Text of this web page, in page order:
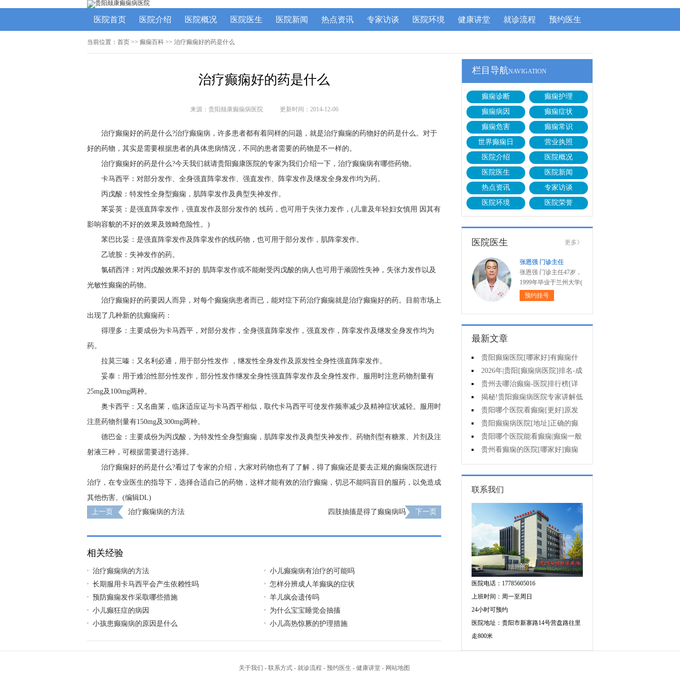
医院首页 医院介绍 医院概况 医院医生 医院新闻 热点资讯 专家访谈 医院环境 健康讲堂 就诊流程 预约医生
当前位置： 首页 >> 癫痫百科 >> 治疗癫痫好的药是什么
治疗癫痫好的药是什么
来源：贵阳颠康癫痫病医院 更新时间：2014-12-06
治疗癫痫好的药是什么?治疗癫痫病，许多患者都有着同样的问题，就是治疗癫痫的药物好的药是什么。对于
好的药物，其实是需要根据患者的具体患病情况，不同的患者需要的药物是不一样的。
治疗癫痫好的药是什么?今天我们就请贵阳癫康医院的专家为我们介绍一下，治疗癫痫病有哪些药物。
卡马西平：对部分发作、全身强直阵挛发作、强直发作、阵挛发作及继发全身发作均为药。
丙戊酸：特发性全身型癫痫，肌阵挛发作及典型失神发作。
苯妥英：是强直阵挛发作，强直发作及部分发作的 线药，也可用于失张力发作，(儿童及年轻妇女慎用 因其有
影响容貌的不好的效果及致畸危险性。)
苯巴比妥：是强直阵挛发作及阵挛发作的线药物，也可用于部分发作，肌阵挛发作。
乙琥胺：失神发作的药。
氯硝西泮：对丙戊酸效果不好的 肌阵挛发作或不能耐受丙戊酸的病人也可用于顽固性失神，失张力发作以及
光敏性癫痫的药物。
治疗癫痫好的药要因人而异，对每个癫痫病患者而已，能对症下药治疗癫痫就是治疗癫痫好的药。目前市场上
出现了几种新的抗癫痫药：
得理多：主要成份为卡马西平，对部分发作，全身强直阵挛发作，强直发作，阵挛发作及继发全身发作均为
药。
拉莫三嗪：又名利必通，用于部分性发作 ，继发性全身发作及原发性全身性强直阵挛发作。
妥泰：用于难治性部分性发作，部分性发作继发全身性强直阵挛发作及全身性发作。服用时注意药物剂量有
25mg及100mg两种。
奥卡西平：又名曲莱，临床适应证与卡马西平相似，取代卡马西平可使发作频率减少及精神症状减轻。服用时
注意药物剂量有150mg及300mg两种。
德巴金：主要成份为丙戊酸，为特发性全身型癫痫，肌阵挛发作及典型失神发作。药物剂型有糖浆、片剂及注
射液三种，可根据需要进行选择。
治疗癫痫好的药是什么?看过了专家的介绍，大家对药物也有了了解，得了癫痫还是要去正规的癫痫医院进行
治疗，在专业医生的指导下，选择合适自己的药物，这样才能有效的治疗癫痫，切忌不能吗盲目的服药，以免造成
其他伤害。(编辑DL)
上一页
治疗癫痫病的方法 四肢抽搐是得了癫痫病吗 下一页
相关经验
治疗癫痫病的方法
小儿癫痫病有治疗的可能吗
长期服用卡马西平会产生依赖性吗
怎样分辨成人羊癫疯的症状
预防癫痫发作采取哪些措施
羊儿疯会遗传吗
小儿癫狂症的病因
为什么宝宝睡觉会抽搐
小孩患癫痫病的原因是什么
小儿高热惊厥的护理措施
栏目导航NAVIGATION
癫痫诊断
癫痫护理
癫痫病因
癫痫症状
癫痫危害
癫痫常识
世界癫痫日
营业执照
医院介绍
医院概况
医院医生
医院新闻
热点资讯
专家访谈
医院环境
医院荣誉
医院医生 更多》
张恩强 门诊主任
张恩强 门诊主任47岁，
1999年毕业于兰州大学(
预约挂号
最新文章
贵阳癫痫医院[哪家好]有癫痫什
么不能吃什么药?
2026年|贵阳[癫痫病医院]排名-成
人癫痫急救措施护理
贵州去哪治癫痫-医院排行榜[详
细排名]癫痫病人可以吃什么食物?
揭秘!贵阳癫痫病医院专家讲解低
血糖会抽搐吗?
贵阳哪个医院看癫痫[更好]原发
性母猪疯能治好吗?
贵阳癫痫病医院[地址]正确的癫
痫护理是什么?
贵阳哪个医院能看癫痫|癫痫一般
会出现哪些症状?
贵州看癫痫的医院[哪家好]癫痫
的成因有哪些?
联系我们
医院电话：17785605016
上班时间：周一至周日
24小时可预约
医院地址：贵阳市新寨路14号营盘路往里
走800米
关于我们 - 联系方式 - 就诊流程 - 预约医生 - 健康讲堂 - 网站地图